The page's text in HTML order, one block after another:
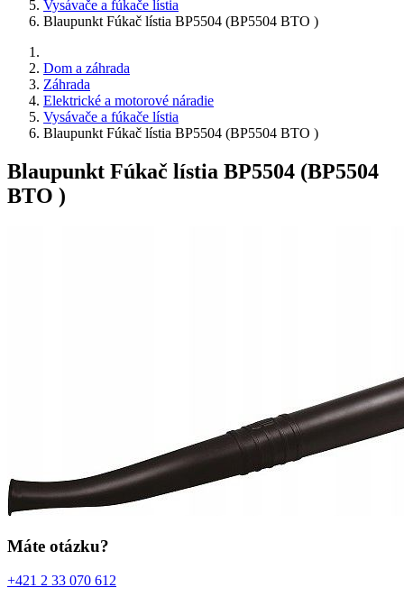
Vysávače a fúkače lístia
Blaupunkt Fúkač lístia BP5504 (BP5504 BTO )
Dom a záhrada
Záhrada
Elektrické a motorové náradie
Vysávače a fúkače lístia
Blaupunkt Fúkač lístia BP5504 (BP5504 BTO )
Blaupunkt Fúkač lístia BP5504 (BP5504
BTO )
Máte otázku?
+421 2 33 070 612